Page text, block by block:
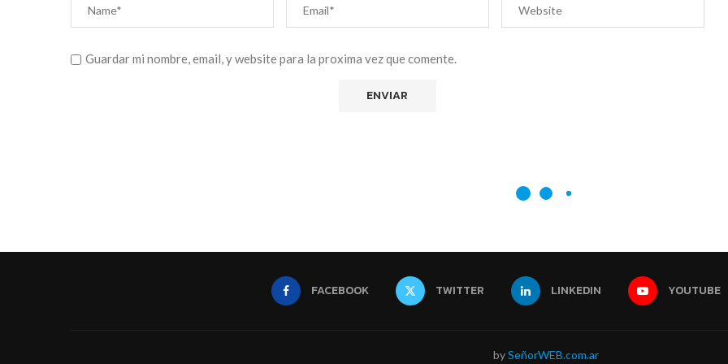
Guardar mi nombre, email, y website para la proxima vez que comente.
FACEBOOK TWITTER LINKEDIN YOUTUBE
bySeñorWEB.com.ar